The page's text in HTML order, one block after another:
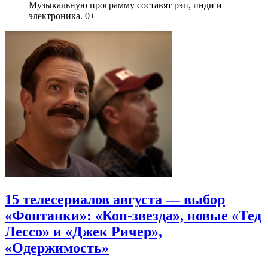
Музыкальную программу составят рэп, инди и
электроника. 0+
15 телесериалов августа — выбор
«Фонтанки»: «Коп-звезда», новые «Тед
Лессо» и «Джек Ричер»,
«Одержимость»